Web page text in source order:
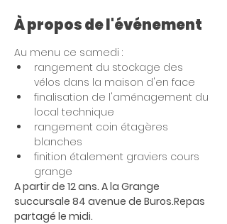
À propos de l'événement
Au menu ce samedi :
rangement du stockage des
vélos dans la maison d'en face
finalisation de l'aménagement du
local technique
rangement coin étagères
blanches
finition étalement graviers cours
grange
A partir de 12 ans. A la Grange
succursale 84 avenue de Buros.Repas
partagé le midi.